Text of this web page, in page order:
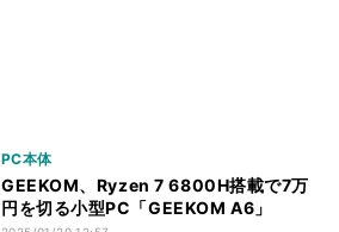
PC本体
GEEKOM、Ryzen 7 6800H搭載で7万
円を切る小型PC「GEEKOM A6」